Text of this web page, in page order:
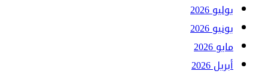
يوليو 2026
يونيو 2026
مايو 2026
أبريل 2026